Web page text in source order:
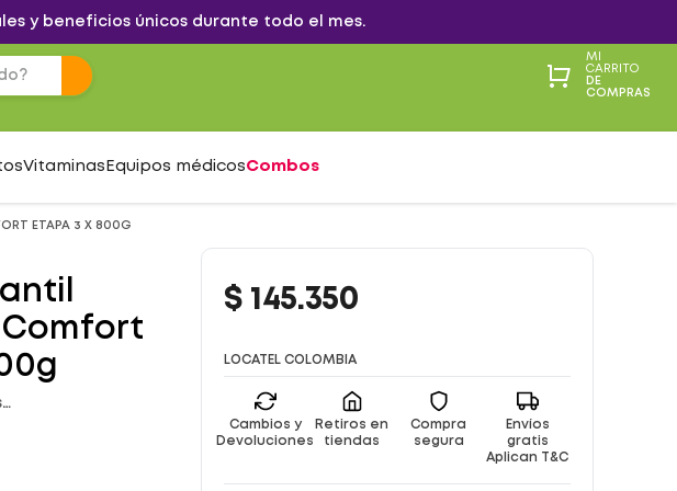
y beneficios únicos durante todo el mes.
MI
CARRITO
DE
COMPRAS
Vitaminas Equipos médicosCombos
ETAPA 3 X 800G
Comfort
$ 145.350
LOCATEL COLOMBIA
Cambios y
Devoluciones
Retiros en
tiendas
Compra
segura
Envíos
gratis
Aplican T&C